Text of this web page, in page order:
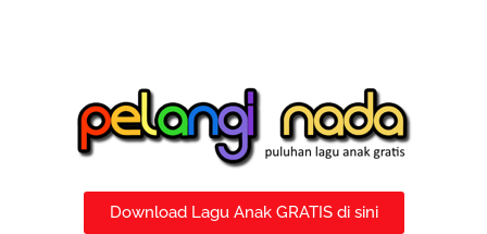
Download Lagu Anak GRATIS di sini